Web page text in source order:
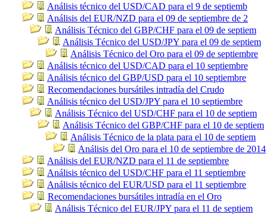
Análisis técnico del USD/CAD para el 9 de septiemb
Análisis del EUR/NZD para el 09 de septiembre de 2
Análisis Técnico del GBP/CHF para el 09 de septiem
Análisis Técnico del USD/JPY para el 09 de septiem
Análisis Técnico del Oro para el 09 de septiembre
Análisis técnico del USD/CAD para el 10 septiembre
Análisis técnico del GBP/USD para el 10 septiembre
Recomendaciones bursátiles intradía del Crudo
Análisis técnico del USD/JPY para el 10 septiembre
Análisis Técnico del USD/CHF para el 10 de septiem
Análisis Técnico del GBP/CHF para el 10 de septiem
Análisis Técnico de la plata para el 10 de septiem
Análisis del Oro para el 10 de septiembre de 2014
Análisis del EUR/NZD para el 11 de septiembre
Análisis técnico del USD/CHF para el 11 septiembre
Análisis técnico del EUR/USD para el 11 septiembre
Recomendaciones bursátiles intradía en el Oro
Análisis Técnico del EUR/JPY para el 11 de septiem